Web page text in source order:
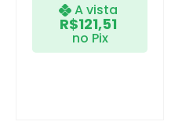
A vista
R$121,51
no Pix